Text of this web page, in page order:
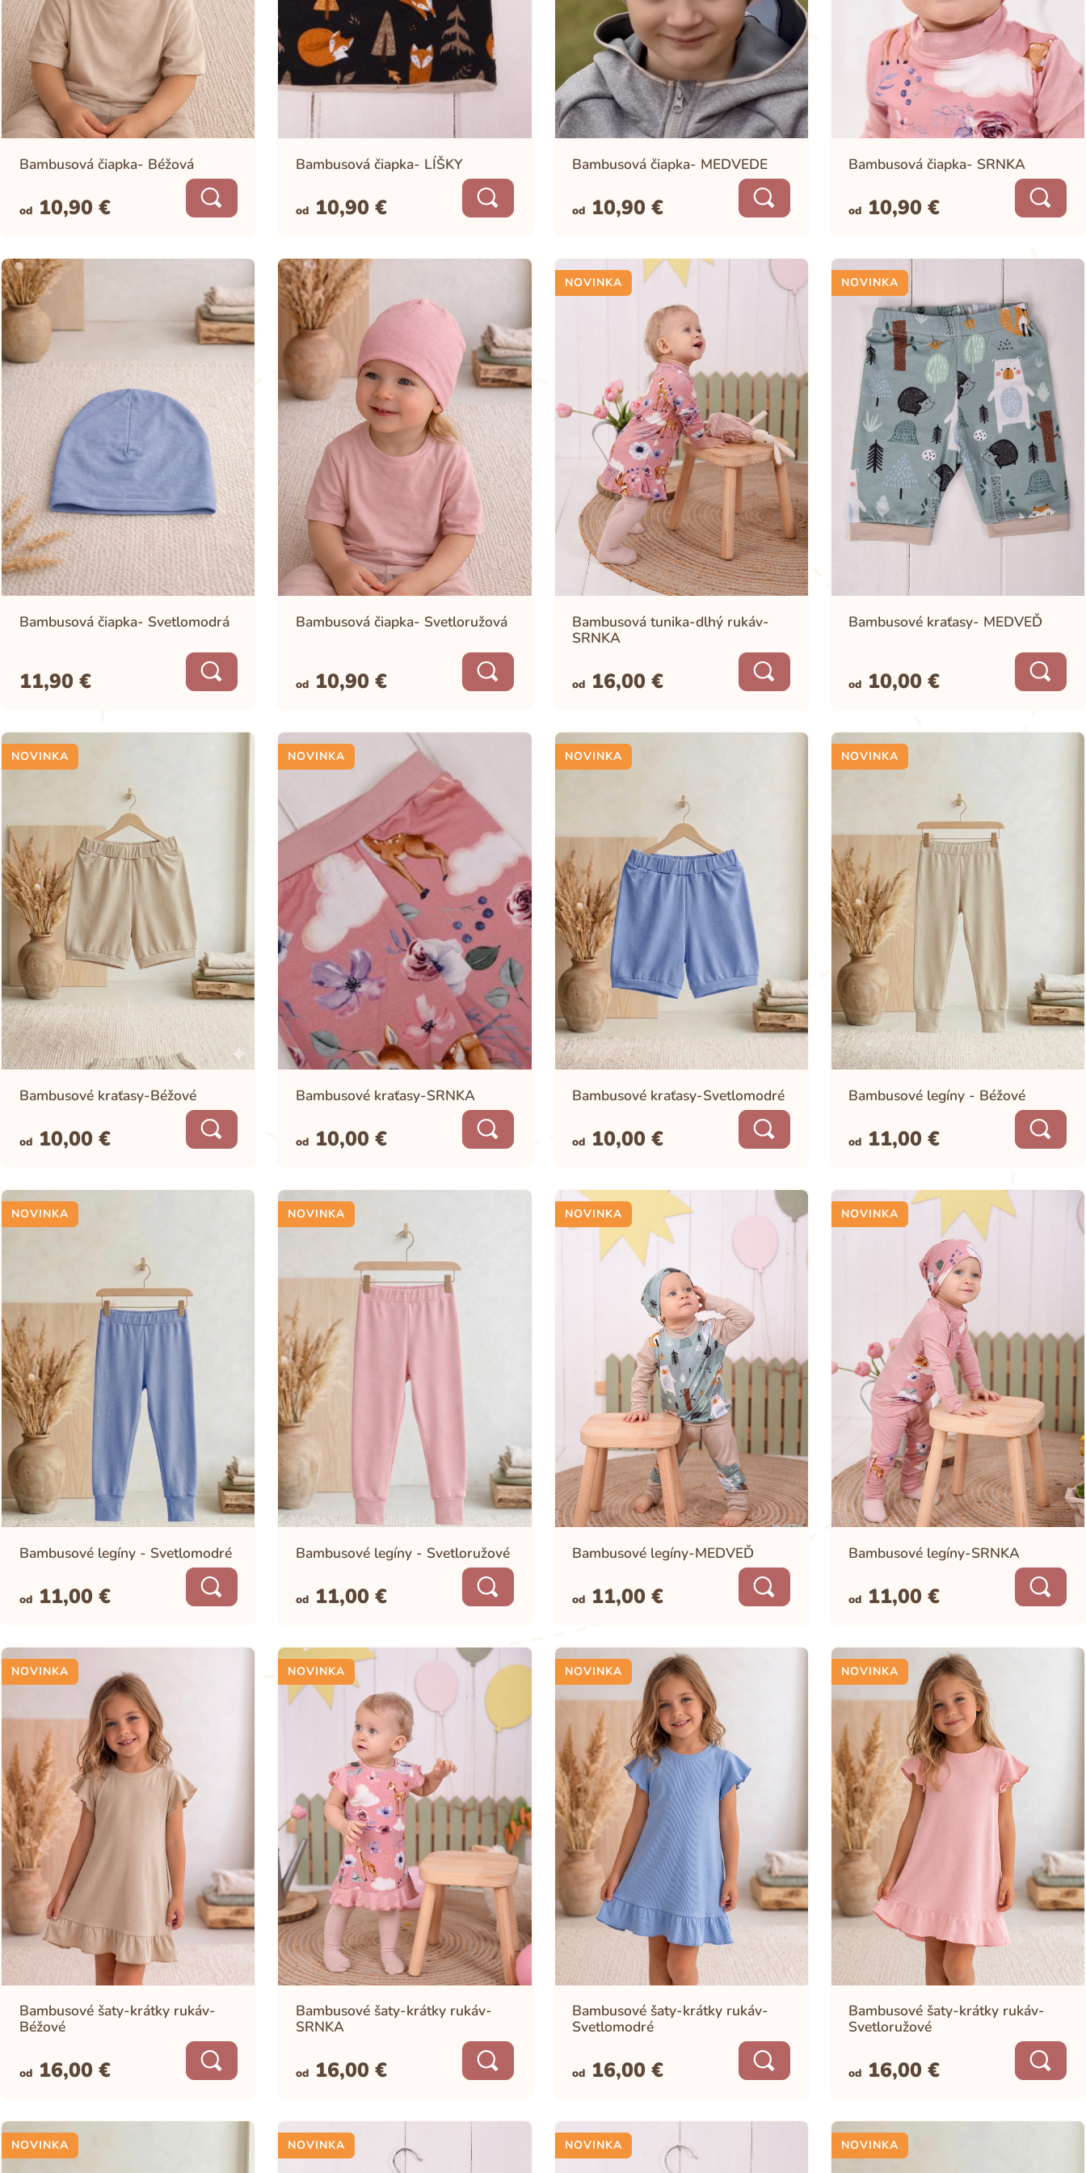
KrídelkaS krídelkami
Bez krídelok
Prevedenie
Jednokomorové Veľkosť
XL
L
M
S
XS
128/134
122/128
116/122
110/116
Vrchná vrstva
Bambusovo-biobavlnené froté
Potrebujete pomôcťpri výbere? AKÝ NOSIČ SI VYBRAŤ?
+421 910 559 800
info@rischino.sk
Bambusová čiapka- Béžová
od 10,90 €
Bambusová čiapka- LÍŠKY
od 10,90 €
Bambusová čiapka- MEDVEDE
od 10,90€
Bambusová čiapka- SRNKA
od 10,90€
Bambusová čiapka- Svetlomodrá
11,90 €
Bambusová čiapka- Svetloružová
od 10,90 €
NOVINKA
Bambusová tunika-dlhý rukáv-
SRNKA
od 16,00€
NOVINKA
Bambusové kraťasy- MEDVEĎ
od 10,00€
NOVINKA
Bambusové kraťasy-Béžové
od 10,00 €
NOVINKA
Bambusové kraťasy-SRNKA
od 10,00 €
NOVINKA
Bambusové kraťasy-Svetlomodré
od 10,00€
NOVINKA
Bambusové legíny - Béžové
od 11,00€
NOVINKA
Bambusové legíny - Svetlomodré
od 11,00 €
NOVINKA
Bambusové legíny - Svetloružové
od 11,00 €
NOVINKA
Bambusové legíny-MEDVEĎ
od 11,00€
NOVINKA
Bambusové legíny-SRNKA
od 11,00€
NOVINKA
Bambusové šaty-krátky rukáv-
Béžové
od 16,00 €
NOVINKA
Bambusové šaty-krátky rukáv-
SRNKA
od 16,00 €
NOVINKA
Bambusové šaty-krátky rukáv-
Svetlomodré
od 16,00€
NOVINKA
Bambusové šaty-krátky rukáv-
Svetloružové
od 16,00€
NOVINKA NOVINKA NOVINKA NOVINKA